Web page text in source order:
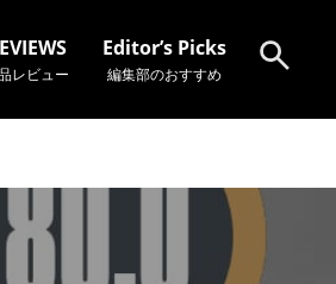
レビュー
Editor’s Picks
編集部のおすすめ